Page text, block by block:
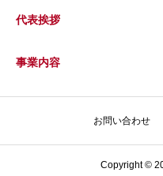
代表挨拶
事業内容
お問い合わせ
Copyright ©